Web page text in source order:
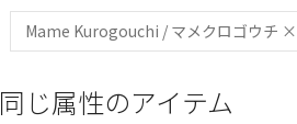
Mame Kurogouchi / マメクロゴウチ
同じ属性のアイテム